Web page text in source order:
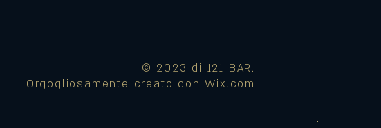
© 2023 di 121 BAR.
Orgogliosamente creato conWix.com